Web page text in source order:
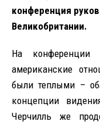
конференция
Великобритании.
На конференции
американские
были теплыми –
концепции
Черчилль же